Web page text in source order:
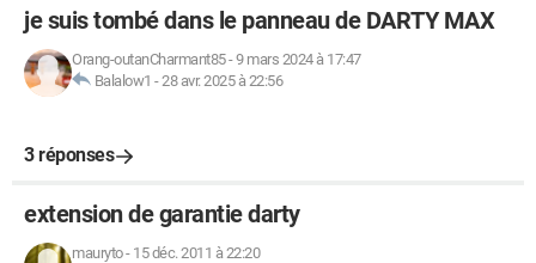
je suis tombé dans le panneau de DARTY MAX
Orang-outanCharmant85-9 mars 2024 à 17:47
Balalow1 -28 avr. 2025 à 22:56
3 réponses
extension de garantie darty
mauryto- 15 déc. 2011 à 22:20